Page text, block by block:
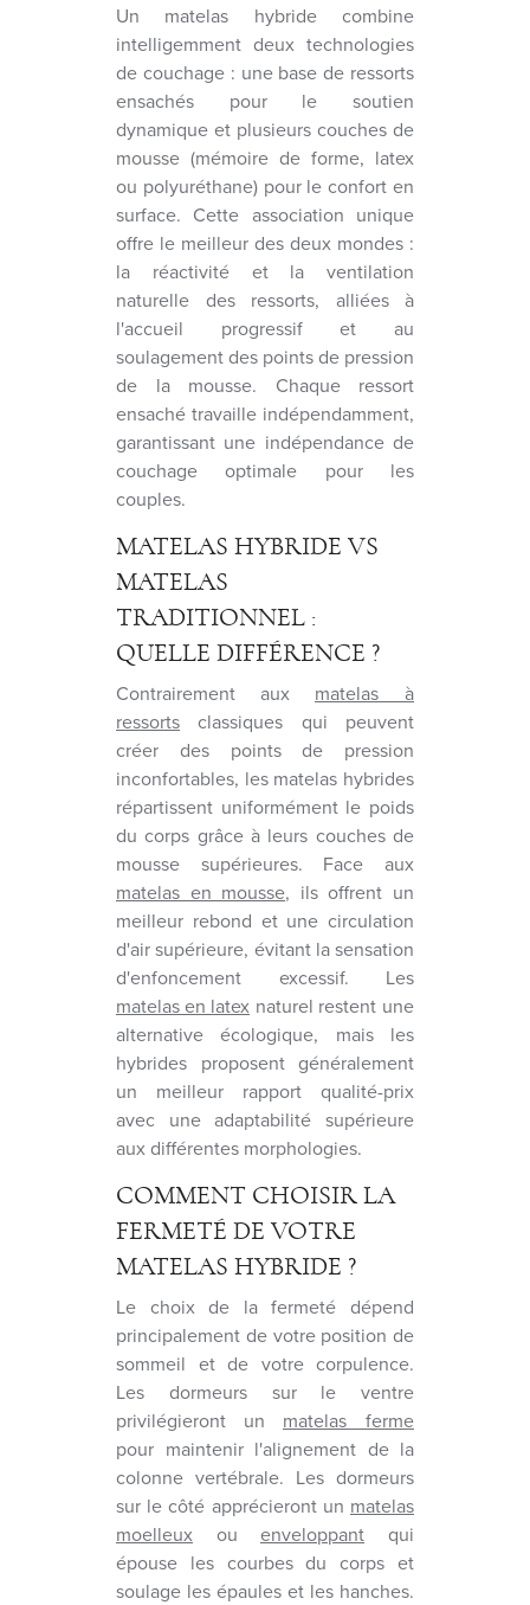
Un matelas hybride combine
intelligemment deux technologies
de couchage : une base de ressorts
ensachés pour le soutien
dynamique et plusieurs couches de
mousse (mémoire de forme, latex
ou polyuréthane) pour le confort en
surface. Cette association unique
offre le meilleur des deux mondes :
la réactivité et la ventilation
naturelle des ressorts, alliées à
l'accueil progressif et au
soulagement des points de pression
de la mousse. Chaque ressort
ensaché travaille indépendamment,
garantissant une indépendance de
couchage optimale pour les
couples.
MATELAS HYBRIDE VS
MATELAS
TRADITIONNEL :
QUELLE DIFFÉRENCE ?
Contrairement aux matelas à
ressorts classiques qui peuvent
créer des points de pression
inconfortables, les matelas hybrides
répartissent uniformément le poids
du corps grâce à leurs couches de
mousse supérieures. Face aux
matelas en mousse, ils offrent un
meilleur rebond et une circulation
d'air supérieure, évitant la sensation
d'enfoncement excessif. Les
matelas en latex naturel restent une
alternative écologique, mais les
hybrides proposent généralement
un meilleur rapport qualité-prix
avec une adaptabilité supérieure
aux différentes morphologies.
COMMENT CHOISIR LA
FERMETÉ DE VOTRE
MATELAS HYBRIDE ?
Le choix de la fermeté dépend
principalement de votre position de
sommeil et de votre corpulence.
Les dormeurs sur le ventre
privilégieront un matelas ferme
pour maintenir l'alignement de la
colonne vertébrale. Les dormeurs
sur le côté apprécieront un matelas
moelleux ou enveloppant qui
épouse les courbes du corps et
soulage les épaules et les hanches.